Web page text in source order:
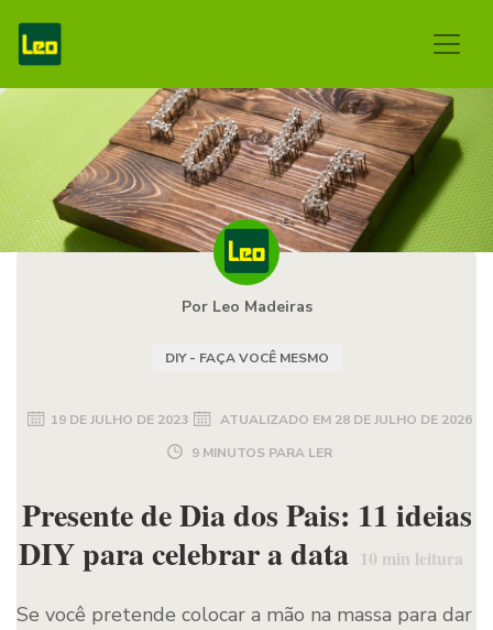
Por Leo Madeiras
DIY - FAÇA VOCÊ MESMO
19 DE JULHO DE 2023 ATUALIZADO EM 28 DE JULHO DE 2026
9 MINUTOS PARA LER
Presente de Dia dos Pais: 11 ideias
DIY para celebrar a data 10 min leitura
Se você pretende colocar a mão na massa para dar